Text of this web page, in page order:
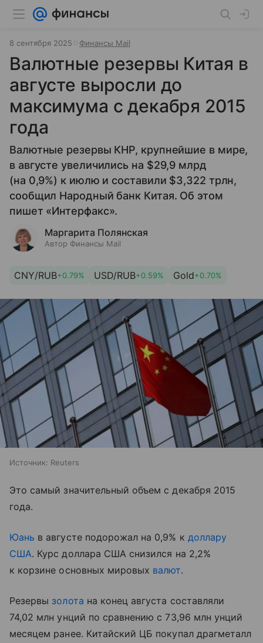
8 сентября 2025 Финансы Mail
Валютные резервы Китая в
августе выросли до
максимума с декабря 2015
года
Валютные резервы КНР, крупнейшие в мире,
в августе увеличились на $29,9 млрд
(на 0,9%) к июлю и составили $3,322 трлн,
сообщил Народный банк Китая. Об этом
пишет «Интерфакс».
Маргарита Полянская
Автор Финансы Mail
CNY/RUB+0.79% USD/RUB+0.59% Gold+0.70%
Источник: Reuters
Это самый значительный объем с декабря 2015
года.
Юань в августе подорожал на 0,9% к доллару
США. Курс доллара США снизился на 2,2%
к корзине основных мировых валют.
Резервы золота на конец августа составляли
74,02 млн унций по сравнению с 73,96 млн унций
месяцем ранее. Китайский ЦБ покупал драгметалл